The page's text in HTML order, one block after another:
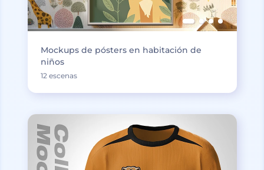
Mockups de pósters en habitación de
niños
12 escenas